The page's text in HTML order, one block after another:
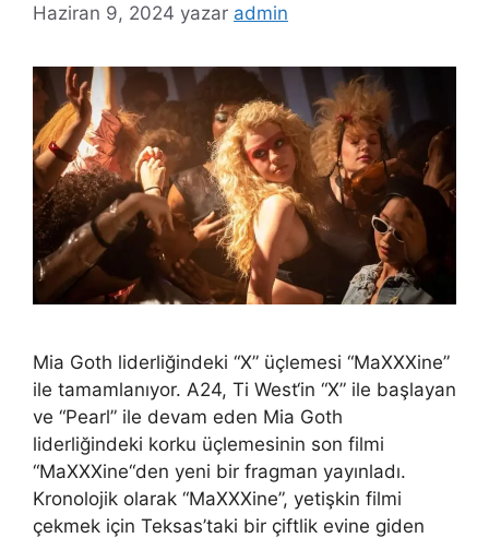
Haziran 9, 2024 yazar admin
Mia Goth liderliğindeki “X” üçlemesi “MaXXXine”
ile tamamlanıyor. A24, Ti West‘in “X” ile başlayan
ve “Pearl” ile devam eden Mia Goth
liderliğindeki korku üçlemesinin son filmi
“MaXXXine“den yeni bir fragman yayınladı.
Kronolojik olarak “MaXXXine”, yetişkin filmi
çekmek için Teksas’taki bir çiftlik evine giden